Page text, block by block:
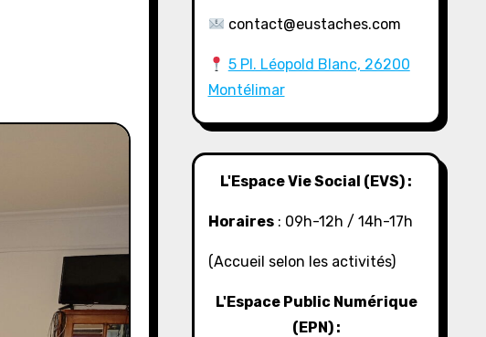
contact@eustaches.com
5 Pl. Léopold Blanc, 26200
Montélimar
L'Espace Vie Social (EVS) :
Horaires: 09h-12h / 14h-17h
(Accueil selon les activités)
L'Espace Public Numérique
(EPN) :